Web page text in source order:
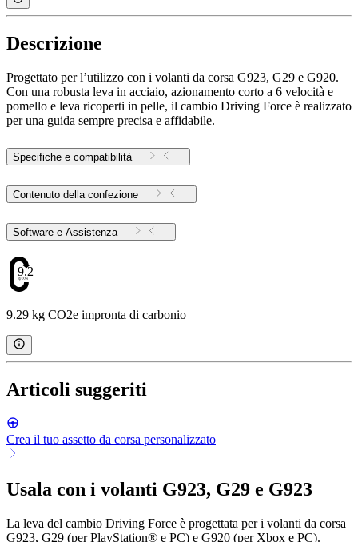
Descrizione
Progettato per l’utilizzo con i volanti da corsa G923, G29 e G920.
Con una robusta leva in acciaio, azionamento corto a 6 velocità e
pomello e leva ricoperti in pelle, il cambio Driving Force è realizzato
per una guida sempre precisa e affidabile.
Specifiche e compatibilità
Contenuto della confezione
Software e Assistenza
9.29
9.29 kg CO2e impronta di carbonio
Articoli suggeriti
Crea il tuo assetto da corsa personalizzato
Usala con i volanti G923, G29 e G923
La leva del cambio Driving Force è progettata per i volanti da corsa
G923, G29 (per PlayStation® e PC) e G920 (per Xbox e PC).